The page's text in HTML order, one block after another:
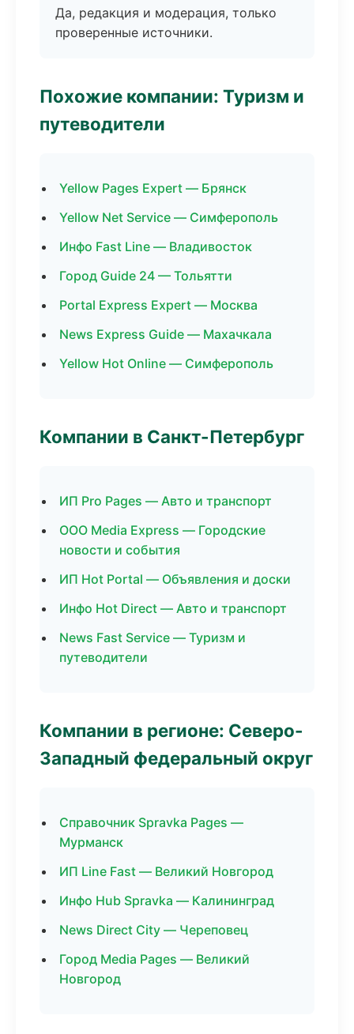
Да, редакция и модерация, только
проверенные источники.
Похожие компании: Туризм и
путеводители
Yellow Pages Expert — Брянск
Yellow Net Service — Симферополь
Инфо Fast Line — Владивосток
Город Guide 24 — Тольятти
Portal Express Expert — Москва
News Express Guide — Махачкала
Yellow Hot Online — Симферополь
Компании в Санкт-Петербург
ИП Pro Pages — Авто и транспорт
ООО Media Express — Городские
новости и события
ИП Hot Portal — Объявления и доски
Инфо Hot Direct — Авто и транспорт
News Fast Service — Туризм и
путеводители
Компании в регионе: Северо-
Западный федеральный округ
Справочник Spravka Pages —
Мурманск
ИП Line Fast — Великий Новгород
Инфо Hub Spravka — Калининград
News Direct City — Череповец
Город Media Pages — Великий
Новгород